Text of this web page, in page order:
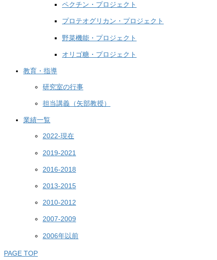
ペクチン・プロジェクト
プロテオグリカン・プロジェクト
野菜機能・プロジェクト
オリゴ糖・プロジェクト
教育・指導
研究室の行事
担当講義（矢部教授）
業績一覧
2022-現在
2019-2021
2016-2018
2013-2015
2010-2012
2007-2009
2006年以前
PAGE TOP